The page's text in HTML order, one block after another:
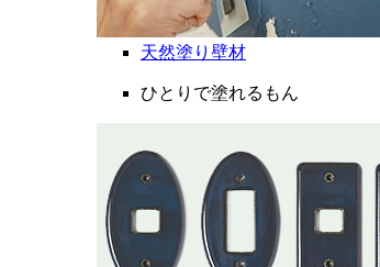
天然塗り壁材
ひとりで塗れるもん